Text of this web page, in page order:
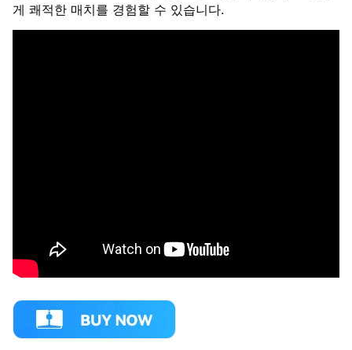
게 쾌적한 매치를 경험할 수 있습니다.